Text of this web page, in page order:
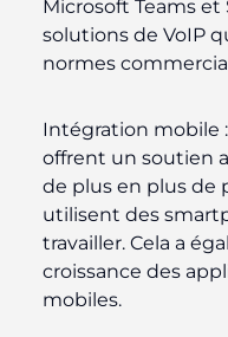
Microsoft Teams
solutions de VoIP
normes
Intégration mobile :
offrent un soutien
de plus en plus de
utilisent des
travailler. Cela a
croissance des
mobiles.